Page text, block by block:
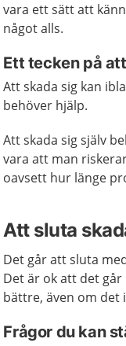
vara ett sätt att
något alls.
Ett tecken på
Att skada sig kan
behöver hjälp.
Att skada sig själv
vara att man
oavsett hur länge
Att sluta
Det går att sluta
Det är ok att det
bättre, även om det
Frågor du kan